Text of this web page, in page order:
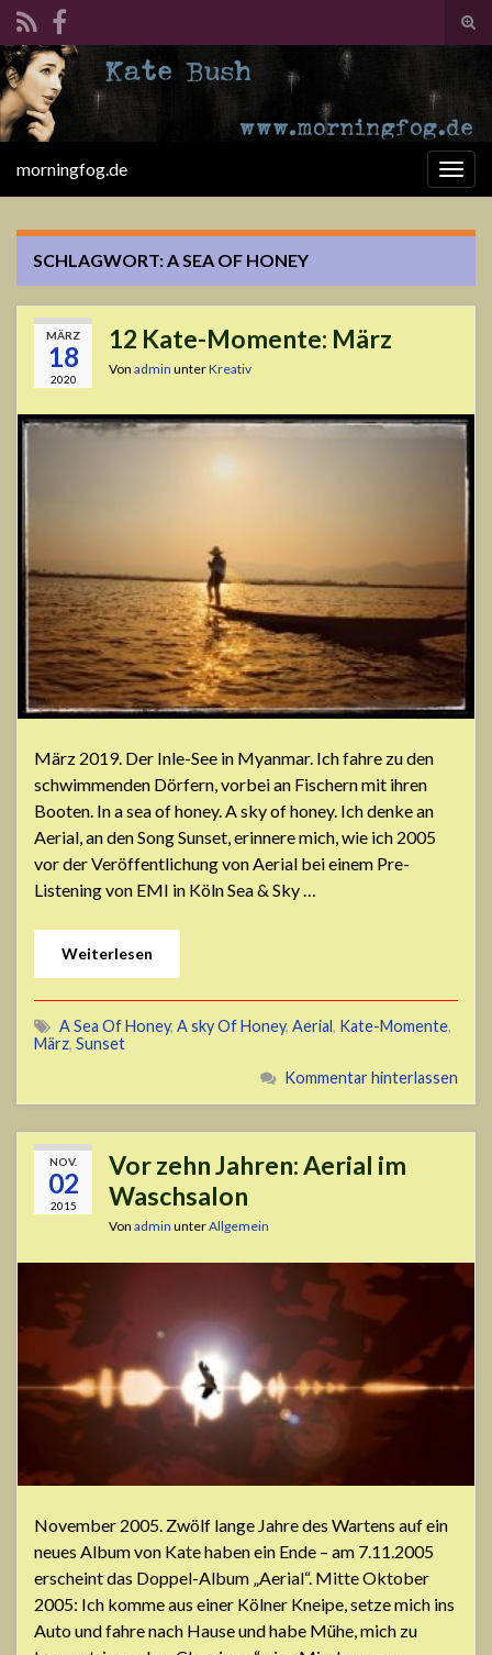
Search for:
morningfog.de
SCHLAGWORT:A SEA OF HONEY
MÄRZ
18
2020
12 Kate-Momente: März
Von admin unterKreativ
März 2019. Der Inle-See in Myanmar. Ich fahre zu den
schwimmenden Dörfern, vorbei an Fischern mit ihren
Booten. In a sea of honey. A sky of honey. Ich denke an
Aerial, an den Song Sunset, erinnere mich, wie ich 2005
vor der Veröffentlichung von Aerial bei einem Pre-
Listening von EMI in Köln Sea & Sky …
Weiterlesen
A Sea Of Honey, A sky Of Honey, Aerial, Kate-Momente,
März, Sunset
Kommentar hinterlassen
NOV.
02
2015
Vor zehn Jahren: Aerial im
Waschsalon
Von admin unterAllgemein
November 2005. Zwölf lange Jahre des Wartens auf ein
neues Album von Kate haben ein Ende – am 7.11.2005
erscheint das Doppel-Album „Aerial“. Mitte Oktober
2005: Ich komme aus einer Kölner Kneipe, setze mich ins
Auto und fahre nach Hause und habe Mühe, mich zu